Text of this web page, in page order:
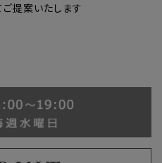
ご提案いたします